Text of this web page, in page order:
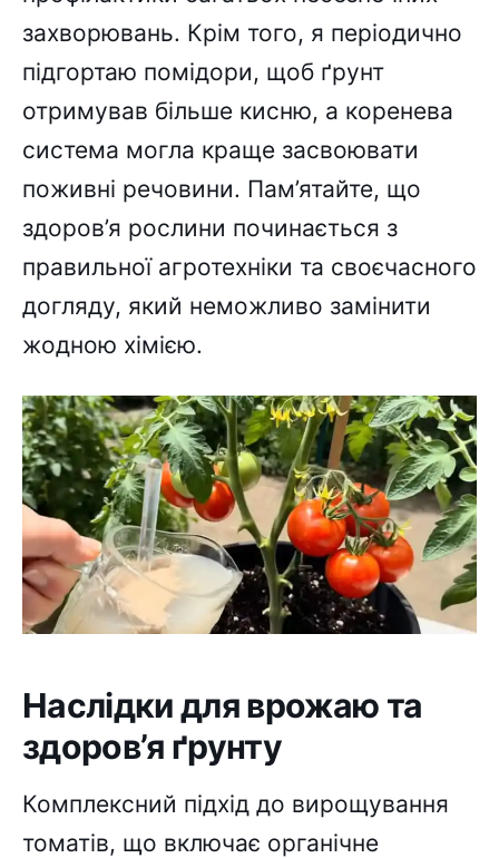
захворювань. Крім того, я періодично
підгортаю помідори, щоб ґрунт
отримував більше кисню, а коренева
система могла краще засвоювати
поживні речовини. Пам’ятайте, що
здоров’я рослини починається з
правильної агротехніки та своєчасного
догляду, який неможливо замінити
жодною хімією.
Наслідки для врожаю та
здоров’я ґрунту
Комплексний підхід до вирощування
томатів, що включає органічне